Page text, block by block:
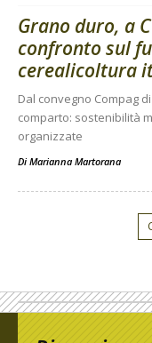
Grano duro, a
confronto sul
cerealicoltura
Dal convegno Compag
comparto: sostenibilità
organizzate
Di Marianna Martorana